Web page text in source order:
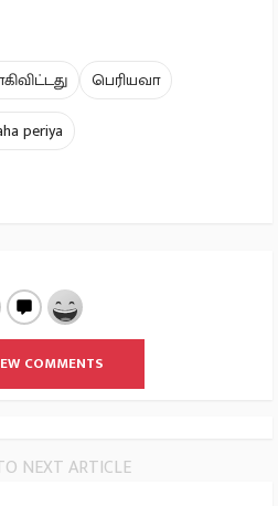
பெரியவா
periya
COMMENTS
NEXT ARTICLE